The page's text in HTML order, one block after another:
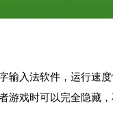
输入法软件，运行速
戏时可以完全隐藏，